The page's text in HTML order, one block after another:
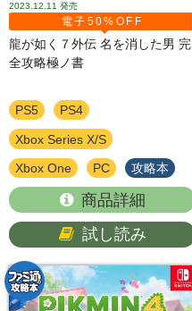
2023.12.11 発売
電子50%OFF
龍が如く７外伝 名を消した男 完
全攻略極ノ書
PS5 PS4
Xbox Series X/S
Xbox One PC 攻略本
商品詳細
試し読み